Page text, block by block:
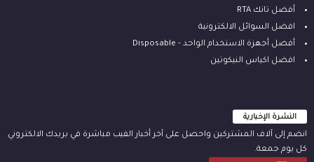
أفضل تانك RTA
افضل السوائل الالكترونية
أفضل أجهزة الاستخدام الواحد - Disposable
افضل اكياس النيكوتين
النشرة الإخبارية
انضم إلى آلاف المشتركين واحصل على آخر أخبار الفيب مباشرة في بريدك الالكتروني
كل يوم جمعة.